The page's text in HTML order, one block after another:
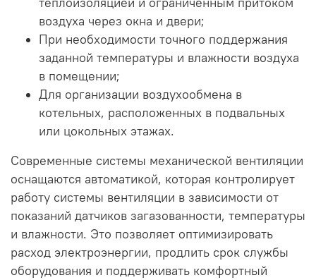
воздуха через окна и двери;
При необходимости точного поддержания
заданной температуры и влажности воздуха
в помещении;
Для организации воздухообмена в
котельных, расположенных в подвальных
или цокольных этажах.
Современные системы механической вентиляции
оснащаются автоматикой, которая контролирует
работу системы вентиляции в зависимости от
показаний датчиков загазованности, температуры
и влажности. Это позволяет оптимизировать
расход электроэнергии, продлить срок службы
оборудования и поддерживать комфортный